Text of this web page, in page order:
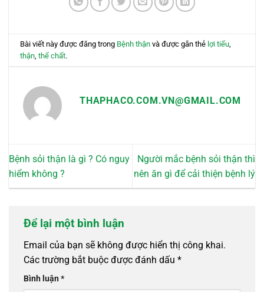
Bài viết này được đăng trong Bệnh thận và được gắn thẻ lợi tiểu
thận ,thể chất.
THAPHACO.COM.VN@GMAIL.COM
Bệnh sỏi thận là gì ? Có nguy
hiểm không ?
Người mắc bệnh sỏi thận thì
nên ăn gì để cải thiện bệnh lý
Để lại một bình luận
Email của bạn sẽ không được hiển thị công khai.
Các trường bắt buộc được đánh dấu *
Bình luận*